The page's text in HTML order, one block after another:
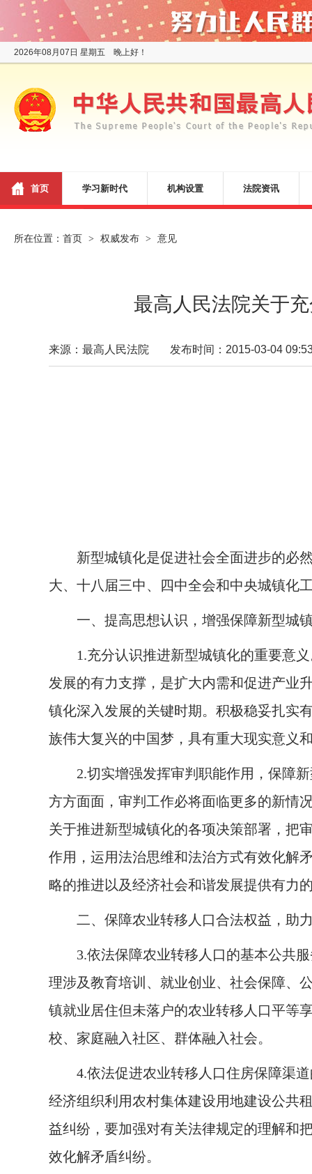
2026年08月07日 星期五 晚上好！
首页 学习新时代 机构设置 法院资讯
所在位置： 首页 > 权威发布 > 意见
最高人民法院关于
来源：最高人民法院 发布时间：2015-03-04
新型城镇化是促进社会全面进步的必
大、十八届三中、四中全会和中央城镇化
一、提高思想认识，增强保障新型城
1.充分认识推进新型城镇化的重要意
发展的有力支撑，是扩大内需和促进产业
镇化深入发展的关键时期。积极稳妥扎实
族伟大复兴的中国梦，具有重大现实意义
2.切实增强发挥审判职能作用，保障
方方面面，审判工作必将面临更多的新情
关于推进新型城镇化的各项决策部署，把
作用，运用法治思维和法治方式有效化解
略的推进以及经济社会和谐发展提供有力
二、保障农业转移人口合法权益，助
3.依法保障农业转移人口的基本公共
理涉及教育培训、就业创业、社会保障、
镇就业居住但未落户的农业转移人口平等
校、家庭融入社区、群体融入社会。
4.依法促进农业转移人口住房保障渠
经济组织利用农村集体建设用地建设公共
益纠纷，要加强对有关法律规定的理解和
效化解矛盾纠纷。